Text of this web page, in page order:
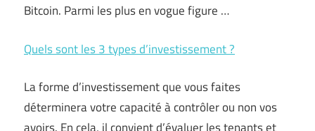
Bitcoin. Parmi les plus en vogue figure …
Quels sont les 3 types d’investissement ?
La forme d’investissement que vous faites
déterminera votre capacité à contrôler ou non vos